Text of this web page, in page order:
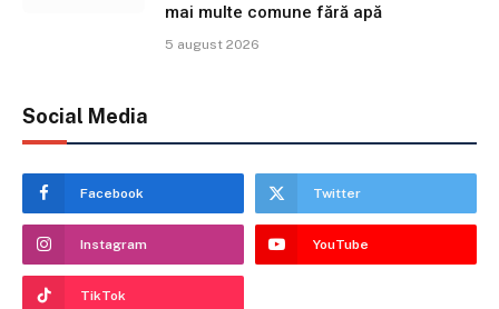
mai multe comune fără apă
5 august 2026
Social Media
Facebook Twitter
Instagram YouTube
TikTok